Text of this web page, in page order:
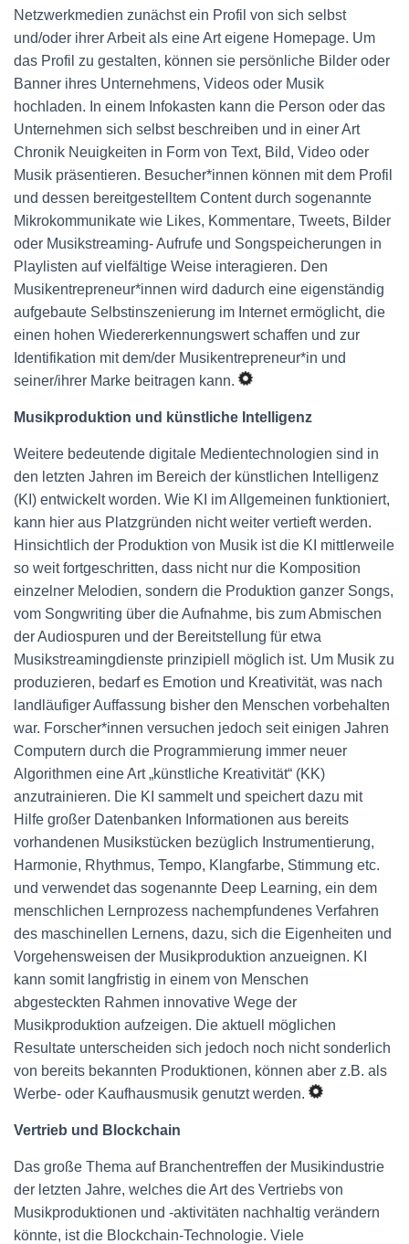
Netzwerkmedien zunächst ein Profil von sich selbst
und/oder ihrer Arbeit als eine Art eigene Homepage. Um
das Profil zu gestalten, können sie persönliche Bilder oder
Banner ihres Unternehmens, Videos oder Musik
hochladen. In einem Infokasten kann die Person oder das
Unternehmen sich selbst beschreiben und in einer Art
Chronik Neuigkeiten in Form von Text, Bild, Video oder
Musik präsentieren. Besucher*innen können mit dem Profil
und dessen bereitgestelltem Content durch sogenannte
Mikrokommunikate wie Likes, Kommentare, Tweets, Bilder
oder Musikstreaming- Aufrufe und Songspeicherungen in
Playlisten auf vielfältige Weise interagieren. Den
Musikentrepreneur*innen wird dadurch eine eigenständig
aufgebaute Selbstinszenierung im Internet ermöglicht, die
einen hohen Wiedererkennungswert schaffen und zur
Identifikation mit dem/der Musikentrepreneur*in und
seiner/ihrer Marke beitragen kann.
Musikproduktion und künstliche Intelligenz
Weitere bedeutende digitale Medientechnologien sind in
den letzten Jahren im Bereich der künstlichen Intelligenz
(KI) entwickelt worden. Wie KI im Allgemeinen funktioniert,
kann hier aus Platzgründen nicht weiter vertieft werden.
Hinsichtlich der Produktion von Musik ist die KI mittlerweile
so weit fortgeschritten, dass nicht nur die Komposition
einzelner Melodien, sondern die Produktion ganzer Songs,
vom Songwriting über die Aufnahme, bis zum Abmischen
der Audiospuren und der Bereitstellung für etwa
Musikstreamingdienste prinzipiell möglich ist. Um Musik zu
produzieren, bedarf es Emotion und Kreativität, was nach
landläufiger Auffassung bisher den Menschen vorbehalten
war. Forscher*innen versuchen jedoch seit einigen Jahren
Computern durch die Programmierung immer neuer
Algorithmen eine Art „künstliche Kreativität“ (KK)
anzutrainieren. Die KI sammelt und speichert dazu mit
Hilfe großer Datenbanken Informationen aus bereits
vorhandenen Musikstücken bezüglich Instrumentierung,
Harmonie, Rhythmus, Tempo, Klangfarbe, Stimmung etc.
und verwendet das sogenannte Deep Learning, ein dem
menschlichen Lernprozess nachempfundenes Verfahren
des maschinellen Lernens, dazu, sich die Eigenheiten und
Vorgehensweisen der Musikproduktion anzueignen. KI
kann somit langfristig in einem von Menschen
abgesteckten Rahmen innovative Wege der
Musikproduktion aufzeigen. Die aktuell möglichen
Resultate unterscheiden sich jedoch noch nicht sonderlich
von bereits bekannten Produktionen, können aber z.B. als
Werbe- oder Kaufhausmusik genutzt werden.
Vertrieb und Blockchain
Das große Thema auf Branchentreffen der Musikindustrie
der letzten Jahre, welches die Art des Vertriebs von
Musikproduktionen und -aktivitäten nachhaltig verändern
könnte, ist die Blockchain-Technologie. Viele